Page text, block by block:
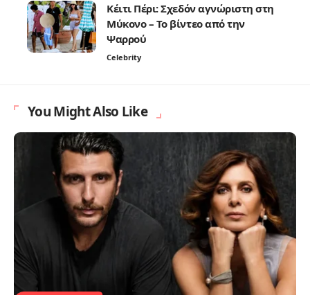
Κέιτι Πέρι: Σχεδόν αγνώριστη στη
Μύκονο – Το βίντεο από την
Ψαρρού
Celebrity
You Might Also Like